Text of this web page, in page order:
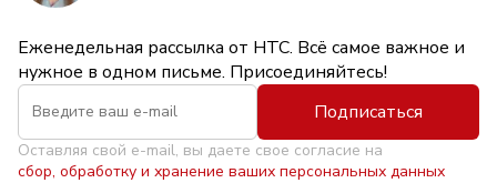
Еженедельная рассылка от НТС. Всё самое важное и
нужное в одном письме. Присоединяйтесь!
Подписаться
Оставляя свой e-mail, вы даете свое согласие на
сбор, обработку и хранение ваших персональных данных